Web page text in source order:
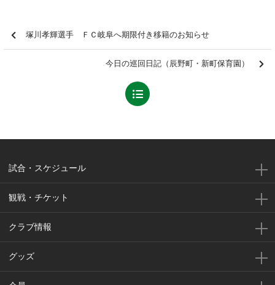
塚川孝輝選手 ＦＣ岐阜へ期限付き移籍のお知らせ
今日の巡回日記（辰野町・新町保育園）
試合・スケジュール
観戦・チケット
クラブ情報
グッズ